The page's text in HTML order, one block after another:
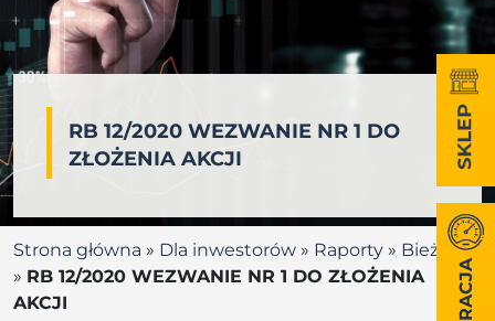
RB 12/2020 WEZWANIE NR 1 DO
ZŁOŻENIA AKCJI
Strona główna » Dla inwestorów » Raporty » Bieżące
» RB 12/2020 WEZWANIE NR 1 DO ZŁOŻENIA
AKCJI